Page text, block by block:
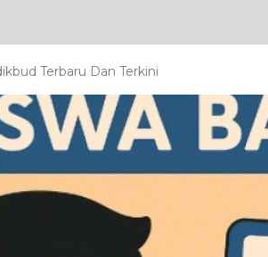
Terbaru Dan Terkini